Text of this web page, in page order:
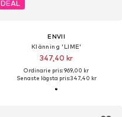
DEAL
ENVII
Klänning 'LIME'
347,40 kr
Ordinarie pris: 969,00 kr
Senaste lägsta pris:347,40 kr